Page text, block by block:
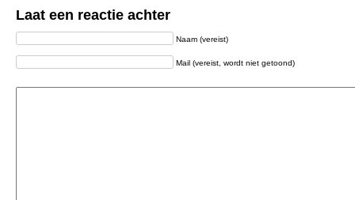
Laat een reactie achter
Naam (vereist)
Mail (vereist, wordt niet getoond)